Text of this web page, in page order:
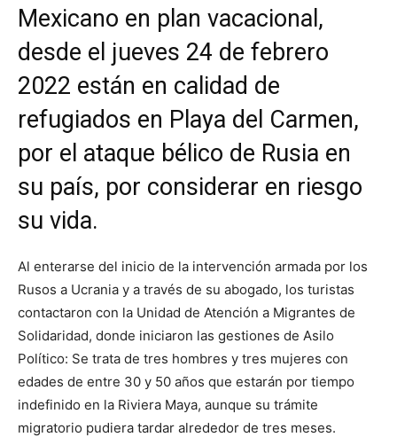
Mexicano en plan vacacional,
desde el jueves 24 de febrero
2022 están en calidad de
refugiados en Playa del Carmen,
por el ataque bélico de Rusia en
su país, por considerar en riesgo
su vida.
Al enterarse del inicio de la intervención armada por los
Rusos a Ucrania y a través de su abogado, los turistas
contactaron con la Unidad de Atención a Migrantes de
Solidaridad, donde iniciaron las gestiones de Asilo
Político: Se trata de tres hombres y tres mujeres con
edades de entre 30 y 50 años que estarán por tiempo
indefinido en la Riviera Maya, aunque su trámite
migratorio pudiera tardar alrededor de tres meses.